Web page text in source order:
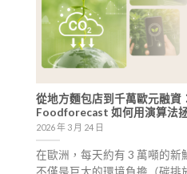
從地方麵包店到千萬歐元融資
Foodforecast 如何用演算法
2026 年 3 月 24 日
在歐洲，每天約有 3 萬噸的新
不僅是巨大的環境負擔（碳排